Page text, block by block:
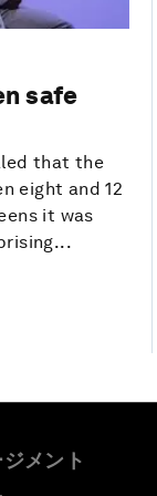
safe
that the
eight and 12
it was
メント